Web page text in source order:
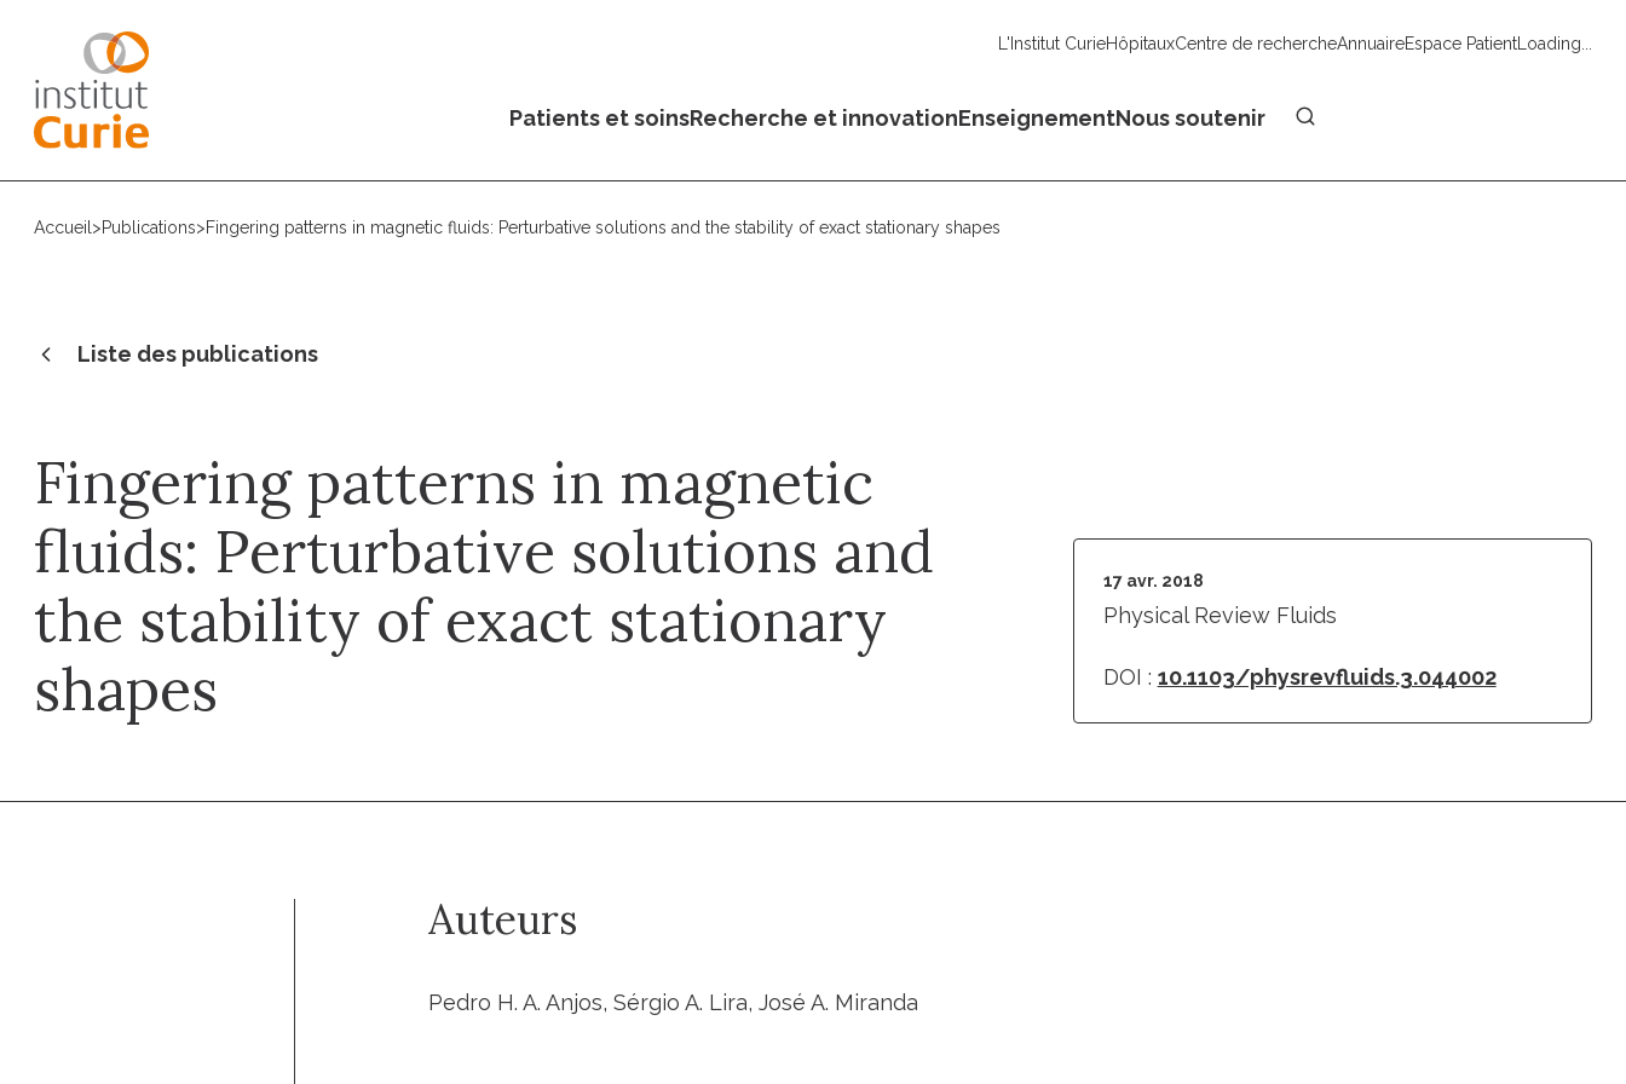
L'Institut CurieHôpitauxCentre de rechercheAnnuaireEspace PatientLoading...
Patients et soinsRecherche et innovationEnseignementNous soutenir
Accueil >Publications>Fingering patterns in magnetic fluids: Perturbative solutions and the stability of exact stationary shapes
Liste des publications
Fingering patterns in magnetic
fluids: Perturbative solutions and
the stability of exact stationary
shapes
17 avr. 2018
Physical Review Fluids
DOI : 10.1103/physrevfluids.3.044002
Auteurs
Pedro H. A. Anjos, Sérgio A. Lira, José A. Miranda